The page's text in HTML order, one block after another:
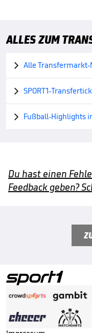
ALLES ZUM
 Alle Transfermarkt-
 SPORT1-
 Fußball-Highlights
Du hast einen
Feedback geben?